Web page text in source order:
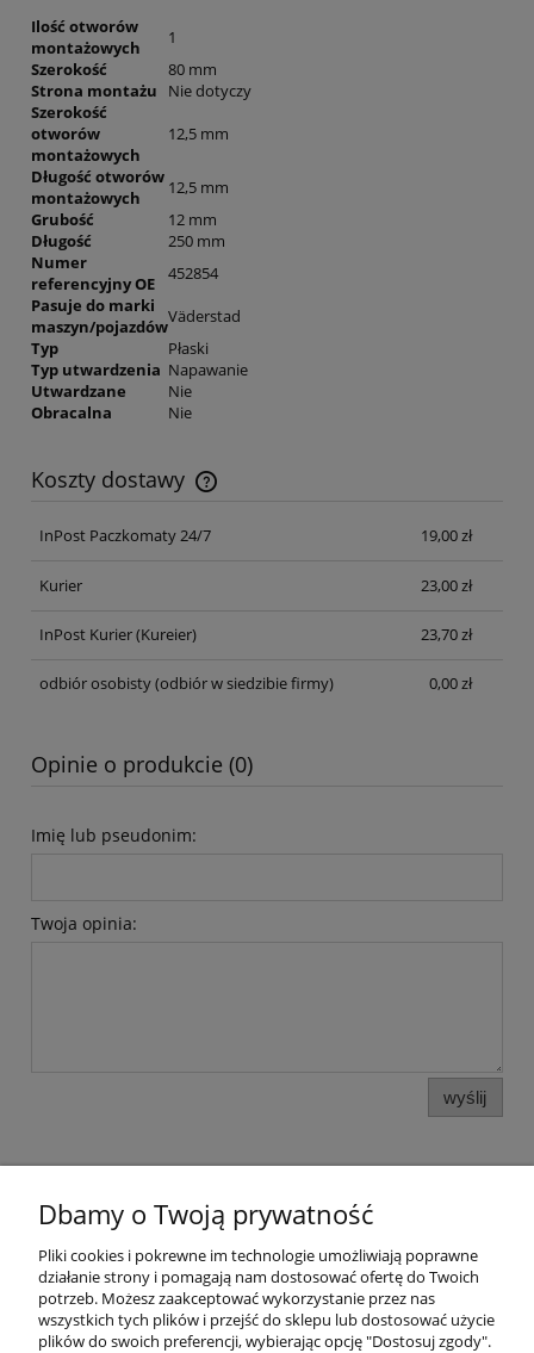
Ilość otworów
montażowych
1
Szerokość
80 mm
Strona montażu
Nie dotyczy
Szerokość
otworów
montażowych
12,5 mm
Długość otworów
montażowych
12,5 mm
Grubość
12 mm
Długość
250 mm
Numer
referencyjny OE
452854
Pasuje do marki
maszyn/pojazdówVäderstad
Typ
Płaski
Typ utwardzenia Napawanie
Utwardzane
Nie
Obracalna
Nie
Koszty dostawy
Cena nie zawiera ewentualnych kosztów płatności
InPost Paczkomaty 24/7
19,00 zł
Kurier 23,00 zł
InPost Kurier(Kureier) 23,70 zł
odbiór osobisty(odbiór w siedzibie firmy) 0,00 zł
Opinie o produkcie (0)
Imię lub pseudonim:
Twoja opinia:
wyślij
Moje konto
Dbamy o Twoją prywatność
Pliki cookies i pokrewne im technologie umożliwiają poprawne
działanie strony i pomagają nam dostosować ofertę do Twoich
potrzeb. Możesz zaakceptować wykorzystanie przez nas
wszystkich tych plików i przejść do sklepu lub dostosować użycie
plików do swoich preferencji, wybierając opcję "Dostosuj zgody".